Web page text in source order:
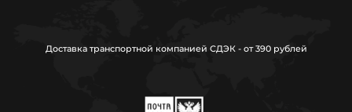
Доставка транспортной компанией СДЭК - от 390 рублей